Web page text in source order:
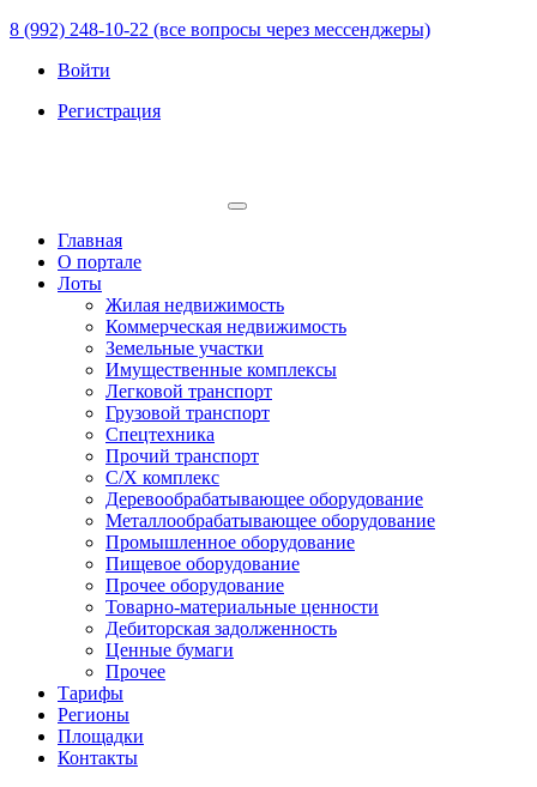
8 (992) 248-10-22 (все вопросы через мессенджеры)
Войти
Регистрация
Главная
О портале
Лоты
Жилая недвижимость
Коммерческая недвижимость
Земельные участки
Имущественные комплексы
Легковой транспорт
Грузовой транспорт
Спецтехника
Прочий транспорт
С/Х комплекс
Деревообрабатывающее оборудование
Металлообрабатывающее оборудование
Промышленное оборудование
Пищевое оборудование
Прочее оборудование
Товарно-материальные ценности
Дебиторская задолженность
Ценные бумаги
Прочее
Тарифы
Регионы
Площадки
Контакты